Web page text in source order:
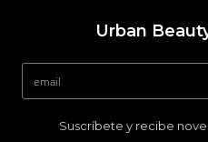
Urban
Suscríbete y recibe